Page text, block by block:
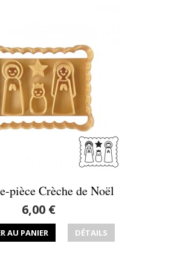
pièce Crèche de Noël
6,00 €
AU PANIER DÉTAILS